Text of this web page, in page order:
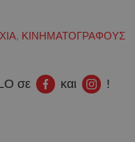
, ΚΙΝΗΜΑΤΟΓΡΑΦΟΥΣ
σε και !